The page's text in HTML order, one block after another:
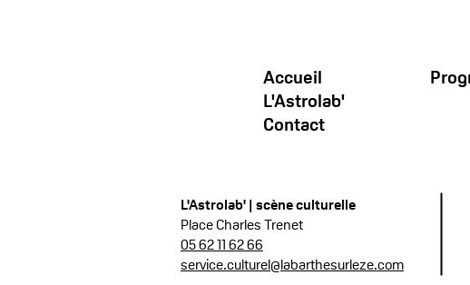
Accueil
L'Astrolab'
Contact
L'Astrolab' | scène culturelle
Place Charles Trenet
05 62 11 62 66
service.culturel@labarthesurleze.com